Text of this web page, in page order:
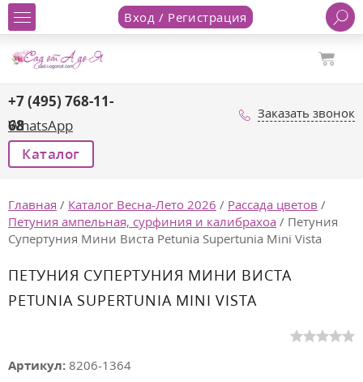
Вход / Регистрация
+7 (495) 768-11-
68
WhatsApp
Заказать звонок
Каталог
Главная / Каталог Весна-Лето 2026 / Рассада цветов /
Петуния ампельная, сурфиния и калибрахоа / Петуния
Супертуния Мини Виста Petunia Supertunia Mini Vista
ПЕТУНИЯ СУПЕРТУНИЯ МИНИ ВИСТА
PETUNIA SUPERTUNIA MINI VISTA
Артикул: 8206-1364